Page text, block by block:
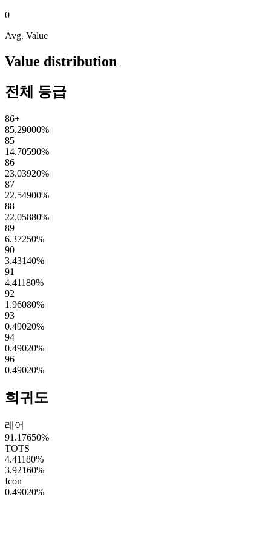
0
Avg. Value
Value distribution
전체 등급
86+
85.29000%
85
14.70590%
86
23.03920%
87
22.54900%
88
22.05880%
89
6.37250%
90
3.43140%
91
4.41180%
92
1.96080%
93
0.49020%
94
0.49020%
96
0.49020%
희귀도
레어
91.17650%
TOTS
4.41180%
3.92160%
Icon
0.49020%